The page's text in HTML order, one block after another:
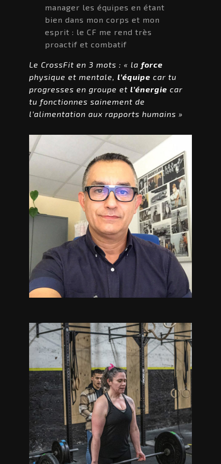
manager les équipes en étant
bien dans mon corps et mon
esprit : le CF me rend très
proactif et combatif
Le CrossFit en 3 mots : « laforce
physique et mentale,l’équipe car tu
progresses en groupe etl’énergie car
tu fonctionnes sainement de
l’alimentation aux rapports humains »